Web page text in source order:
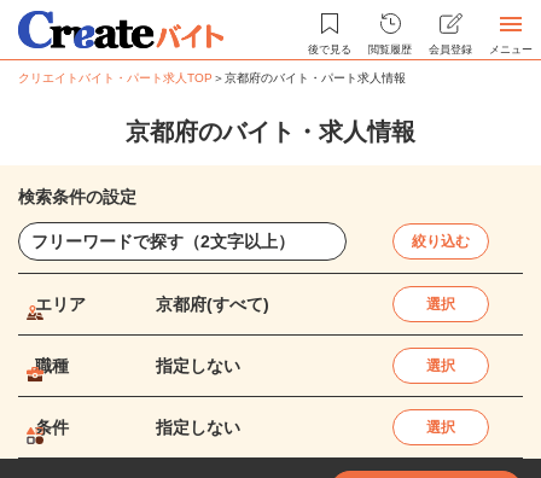
後で見る 閲覧履歴 会員登録 メニュー
クリエイトバイト・パート求人TOP ＞京都府のバイト・パート求人情報
京都府のバイト・求人情報
検索条件の設定
絞り込む
エリア 京都府(すべて) 選択
職種 指定しない 選択
条件 指定しない 選択